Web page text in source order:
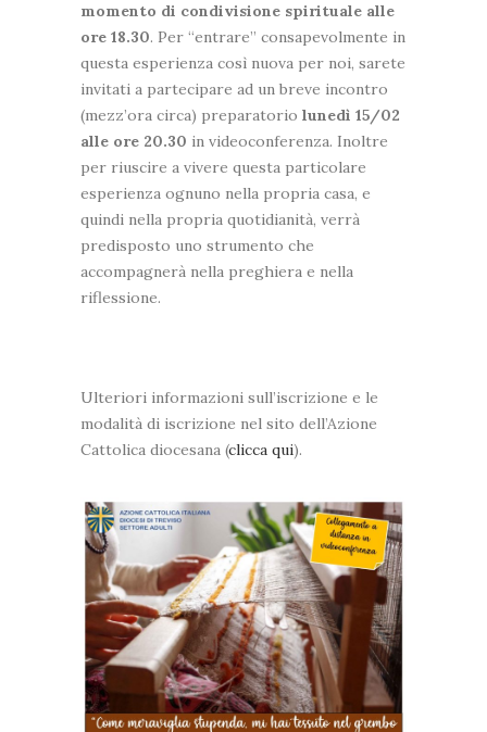
momento di condivisione spirituale alle
ore 18.30. Per “entrare” consapevolmente in
questa esperienza così nuova per noi, sarete
invitati a partecipare ad un breve incontro
(mezz’ora circa) preparatorio lunedì 15/02
alle ore 20.30 in videoconferenza. Inoltre
per riuscire a vivere questa particolare
esperienza ognuno nella propria casa, e
quindi nella propria quotidianità, verrà
predisposto uno strumento che
accompagnerà nella preghiera e nella
riflessione.
Ulteriori informazioni sull’iscrizione e le
modalità di iscrizione nel sito dell’Azione
Cattolica diocesana (clicca qui).